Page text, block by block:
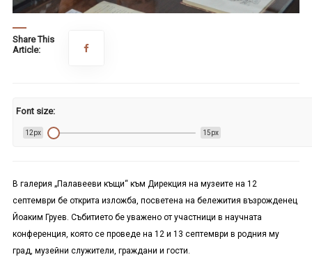
Share This
Article:
Font size:
12px 15px
В галерия „Палавееви къщи“ към Дирекция на музеите на 12
септември бе открита изложба, посветена на бележития възрожденец
Йоаким Груев. Събитието бе уважено от участници в научната
конференция, която се проведе на 12 и 13 септември в родния му
град, музейни служители, граждани и гости.